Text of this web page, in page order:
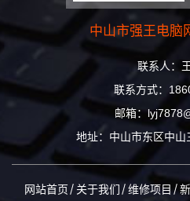
中山市强王电脑
联系人：
联系方式：
邮箱：
地址：中山市东区中
网站首页 关于我们 维修项目